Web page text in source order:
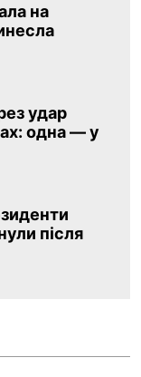
на
удар
одна — у
після